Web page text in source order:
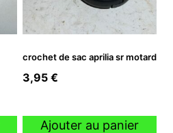
crochet de sac aprilia sr motard
3,95 €
Ajouter au panier